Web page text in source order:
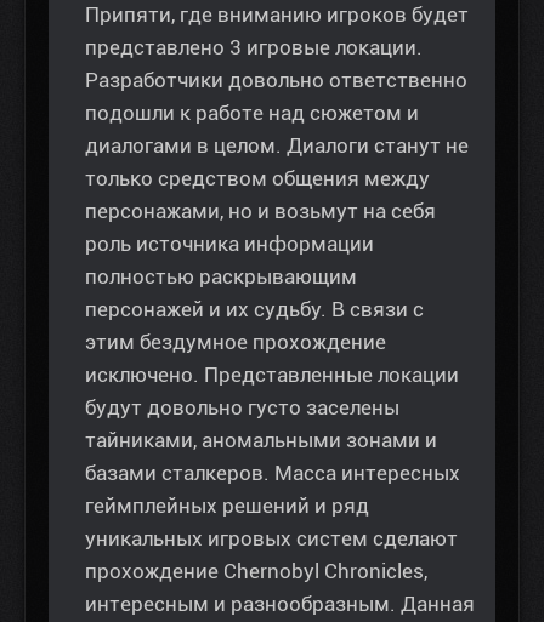
Припяти, где вниманию игроков будет
представлено 3 игровые локации.
Разработчики довольно ответственно
подошли к работе над сюжетом и
диалогами в целом. Диалоги станут не
только средством общения между
персонажами, но и возьмут на себя
роль источника информации
полностью раскрывающим
персонажей и их судьбу. В связи с
этим бездумное прохождение
исключено. Представленные локации
будут довольно густо заселены
тайниками, аномальными зонами и
базами сталкеров. Масса интересных
геймплейных решений и ряд
уникальных игровых систем сделают
прохождение Chernobyl Chronicles,
интересным и разнообразным. Данная